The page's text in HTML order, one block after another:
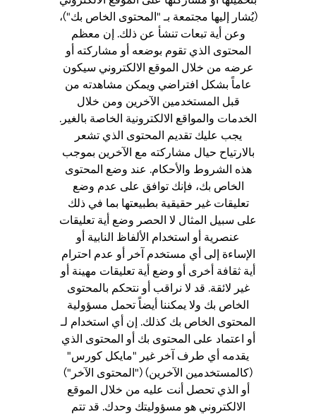
(يُشار إليها مجتمعة بـ "المحتوى الخاص بك")،
وعن أية تبعات تنشأ عن ذلك. إن معظم
المحتوى الذي تقوم بوضعه أو مشاركته أو
عرضه من خلال الموقع الالكتروني سيكون
عاماً بشكل افتراضي ويمكن مشاهدته من
قبل المستخدمين الآخرين ومن خلال
الخدمات والمواقع الالكترونية الخاصة بالغير.
يجب عليك تقديم المحتوى الذي تشعر
بالارتياح حيال مشاركته مع الآخرين بموجب
هذه الشروط والأحكام. عند وضع المحتوى
الخاص بك، فإنك توافق على عدم وضع
تعليقات غير حقيقية بطبيعتها بما في ذلك
على سبيل المثال لا الحصر وضع أية تعليقات
عنصرية أو استخدام الألفاظ النابية أو
الإساءة إلى أي مستخدم آخر أو عدم احترام
أية ثقافة أخرى أو وضع أية تعليقات مهينة أو
غير لائقة. قد لا نراقب أو نتحكم بالمحتوى
الخاص بك ولا يمكننا أيضاً تحمل مسؤولية
المحتوى الخاص بك كذلك. إن أي استخدام لـ
أو اعتماد على المحتوى بك أو المحتوى الذي
يقدمه أي طرف آخر غير "مايكل كورس"
(كالمستخدمين الآخرين) ("المحتوى الآخر")
أو الذي تحصل أنت عليه من خلال الموقع
الالكتروني هو مسؤوليتك وحدك. قد تتم